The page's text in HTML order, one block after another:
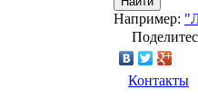
Например:
Контакты